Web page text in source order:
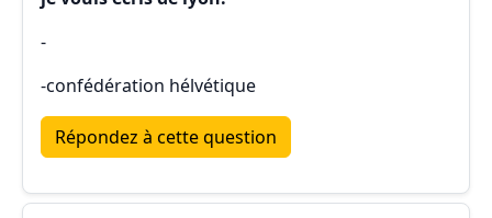
-
-confédération hélvétique
Répondez à cette question